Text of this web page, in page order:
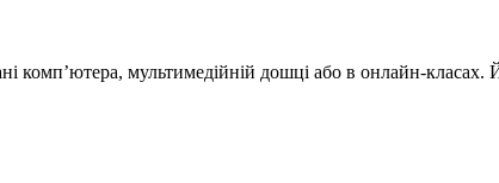
комп’ютера, мультимедійній дошці або в онлайн-